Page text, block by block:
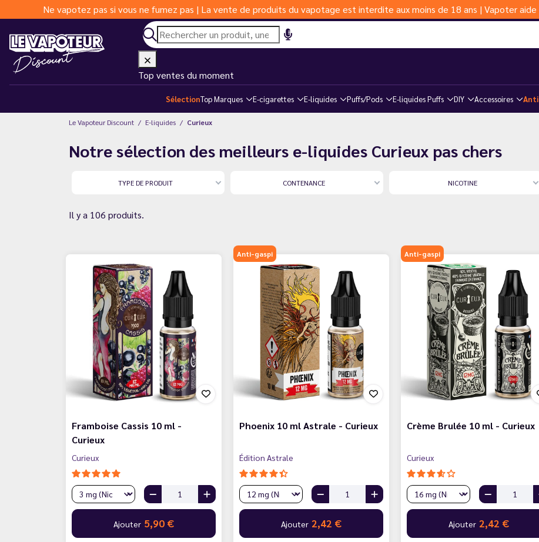
Ne vapotez pas si vous ne fumez pas | La vente de produits du vapotage est interdite aux moins de 18 ans | Vapoter
Top ventes du moment
SélectionTop Marques E-cigarettes E-liquides Puffs/Pods E-liquides Puffs DIY Accessoires
Le Vapoteur Discount E-liquides Curieux
Notre sélection des meilleurs e-liquides Curieux pas chers
TYPE DE PRODUIT CONTENANCE NICOTINE
Il y a 106 produits.
Framboise Cassis 10 ml -
Curieux
Curieux
Ajouter 5,90 €
Anti-gaspi
Phoenix 10 ml Astrale - Curieux
Édition Astrale
Ajouter 2,42 €
Anti-gaspi
Crème Brulée 10 ml - Curieux
Curieux
Ajouter 2,42 €